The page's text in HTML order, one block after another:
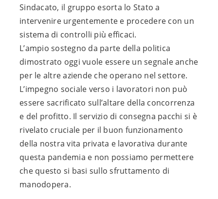
Sindacato, il gruppo esorta lo Stato a
intervenire urgentemente e procedere con un
sistema di controlli più efficaci.
L’ampio sostegno da parte della politica
dimostrato oggi vuole essere un segnale anche
per le altre aziende che operano nel settore.
L’impegno sociale verso i lavoratori non può
essere sacrificato sull’altare della concorrenza
e del profitto. Il servizio di consegna pacchi si è
rivelato cruciale per il buon funzionamento
della nostra vita privata e lavorativa durante
questa pandemia e non possiamo permettere
che questo si basi sullo sfruttamento di
manodopera.